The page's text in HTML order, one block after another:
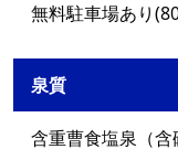
無料駐車場あり
泉質
含重曹食塩泉（